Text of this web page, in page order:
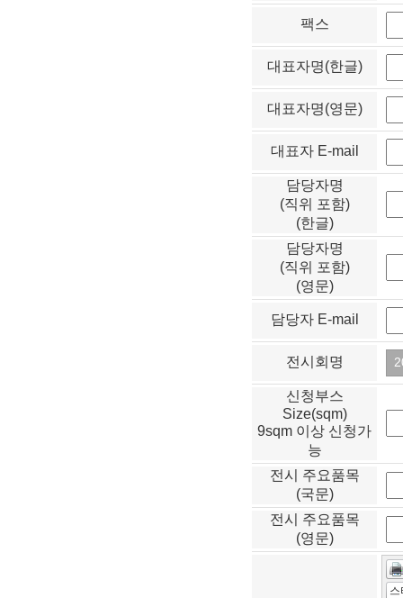
팩스
대표자명(한글)
대표자명(영문)
대표자 E-mail
담당자명
(직위 포함)
(한글)
담당자명
(직위 포함)
(영문)
담당자 E-mail
전시회명
신청부스
Size(sqm)
9sqm 이상 신청가
능
전시 주요품목
(국문)
전시 주요품목
(영문)
스